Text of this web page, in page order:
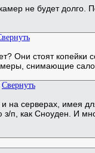
не будет долго.
Они стоят копейки
снимающие
Свернуть
на серверах, имея
з/п, как Сноуден. И